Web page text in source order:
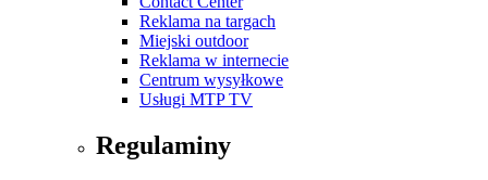
Reklama na targach
Miejski outdoor
Reklama w internecie
Centrum wysyłkowe
Usługi MTP TV
Regulaminy